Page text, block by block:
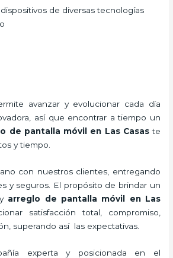
de diversas tecnologías
avanzar y evolucionar cada día
así que encontrar a tiempo un
de pantalla móvil en Las Casaste
y tiempo.
con nuestros clientes, entregando
y seguros. El propósito de brindar un
arreglo de pantalla móvil
en Las
satisfacción total, compromiso,
superando así las expectativas.
experta y posicionada en el